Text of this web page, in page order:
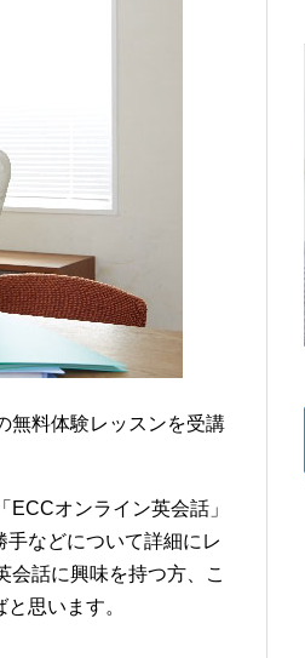
無料体験レッスンを受講
オンライン英会話」
などについて詳細にレ
会話に興味を持つ方、こ
思います。